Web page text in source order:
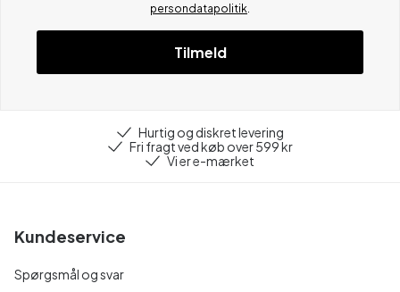
persondatapolitik
Tilmeld
Hurtig og diskret levering
Fri fragt ved køb over 599 kr
Vi er e-mærket
Kundeservice
Spørgsmål og svar